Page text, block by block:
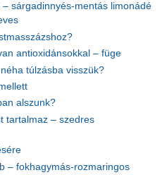
sárgadinnyés-mentás limonádé
antioxidánsokkal – füge
túlzásba visszük?
alszunk?
tartalmaz – szedres
– fokhagymás-rozmaringos